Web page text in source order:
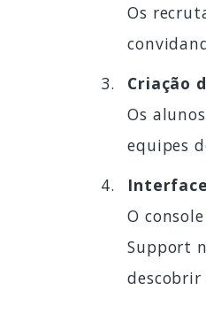
Os
Criação
Os
equipes
O
Support
descobrir